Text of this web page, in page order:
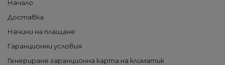
Начало
Доставка
Начини на плащане
Гаранционни условия
Генериране гаранционна карта на климатик